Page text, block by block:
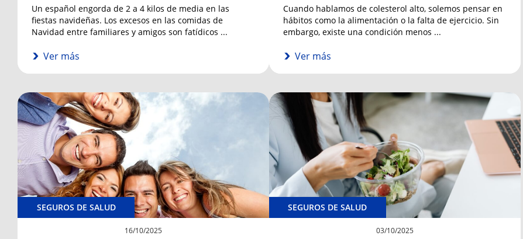
Un español engorda de 2 a 4 kilos de media en las
fiestas navideñas. Los excesos en las comidas de
Navidad entre familiares y amigos son fatídicos ...
Ver más
Cuando hablamos de colesterol alto, solemos pensar en
hábitos como la alimentación o la falta de ejercicio. Sin
embargo, existe una condición menos ...
Ver más
SEGUROS DE SALUD
16/10/2025
SEGUROS DE SALUD
03/10/2025